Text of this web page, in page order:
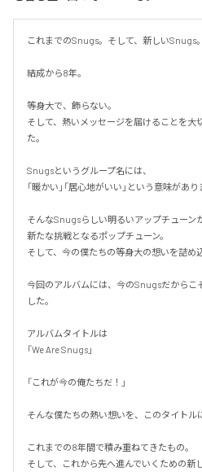
これまでのSnugs。そして、新しいSnugs。
結成から8年。
等身大で、飾らない。
そして、熱いメッセージを届けることを大
た。
Snugsというグループ名には、
「暖かい」「居心地がいい」という意味があり
そんなSnugsらしい明るいアップチューン
新たな挑戦となるポップチューン。
そして、今の僕たちの等身大の想いを詰め
今回のアルバムには、今のSnugsだからこ
した。
アルバムタイトルは
「We Are Snugs」
「これが今の俺たちだ！」
そんな僕たちの熱い想いを、このタイトル
これまでの8年間で積み重ねてきたもの。
そして、これから先へ進んでいくための新